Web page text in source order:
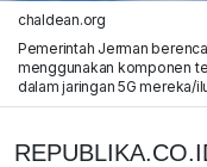
chaldean.org
Pemerintah Jerman
menggunakan komponen
dalam jaringan 5G mereka/